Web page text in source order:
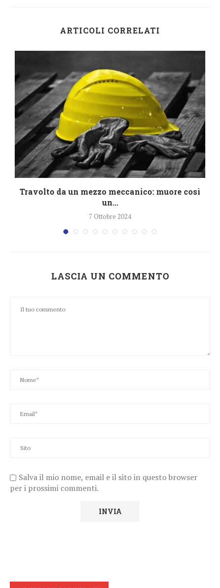
ARTICOLI CORRELATI
Travolto da un mezzo meccanico: muore così
un...
7 Ottobre 2024
LASCIA UN COMMENTO
Salva il mio nome, email e il sito in questo browser
per i prossimi commenti.